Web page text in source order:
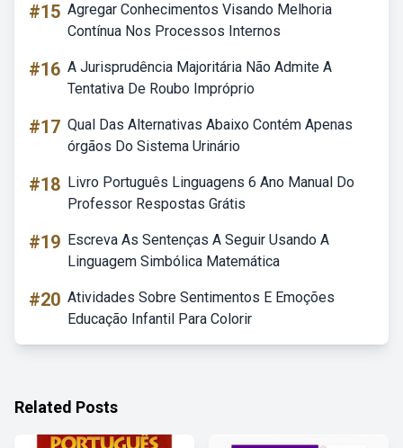
#15 Agregar Conhecimentos Visando Melhoria
Contínua Nos Processos Internos
#16 A Jurisprudência Majoritária Não Admite A
Tentativa De Roubo Impróprio
#17 Qual Das Alternativas Abaixo Contém Apenas
órgãos Do Sistema Urinário
#18 Livro Português Linguagens 6 Ano Manual Do
Professor Respostas Grátis
#19 Escreva As Sentenças A Seguir Usando A
Linguagem Simbólica Matemática
#20 Atividades Sobre Sentimentos E Emoções
Educação Infantil Para Colorir
Related Posts